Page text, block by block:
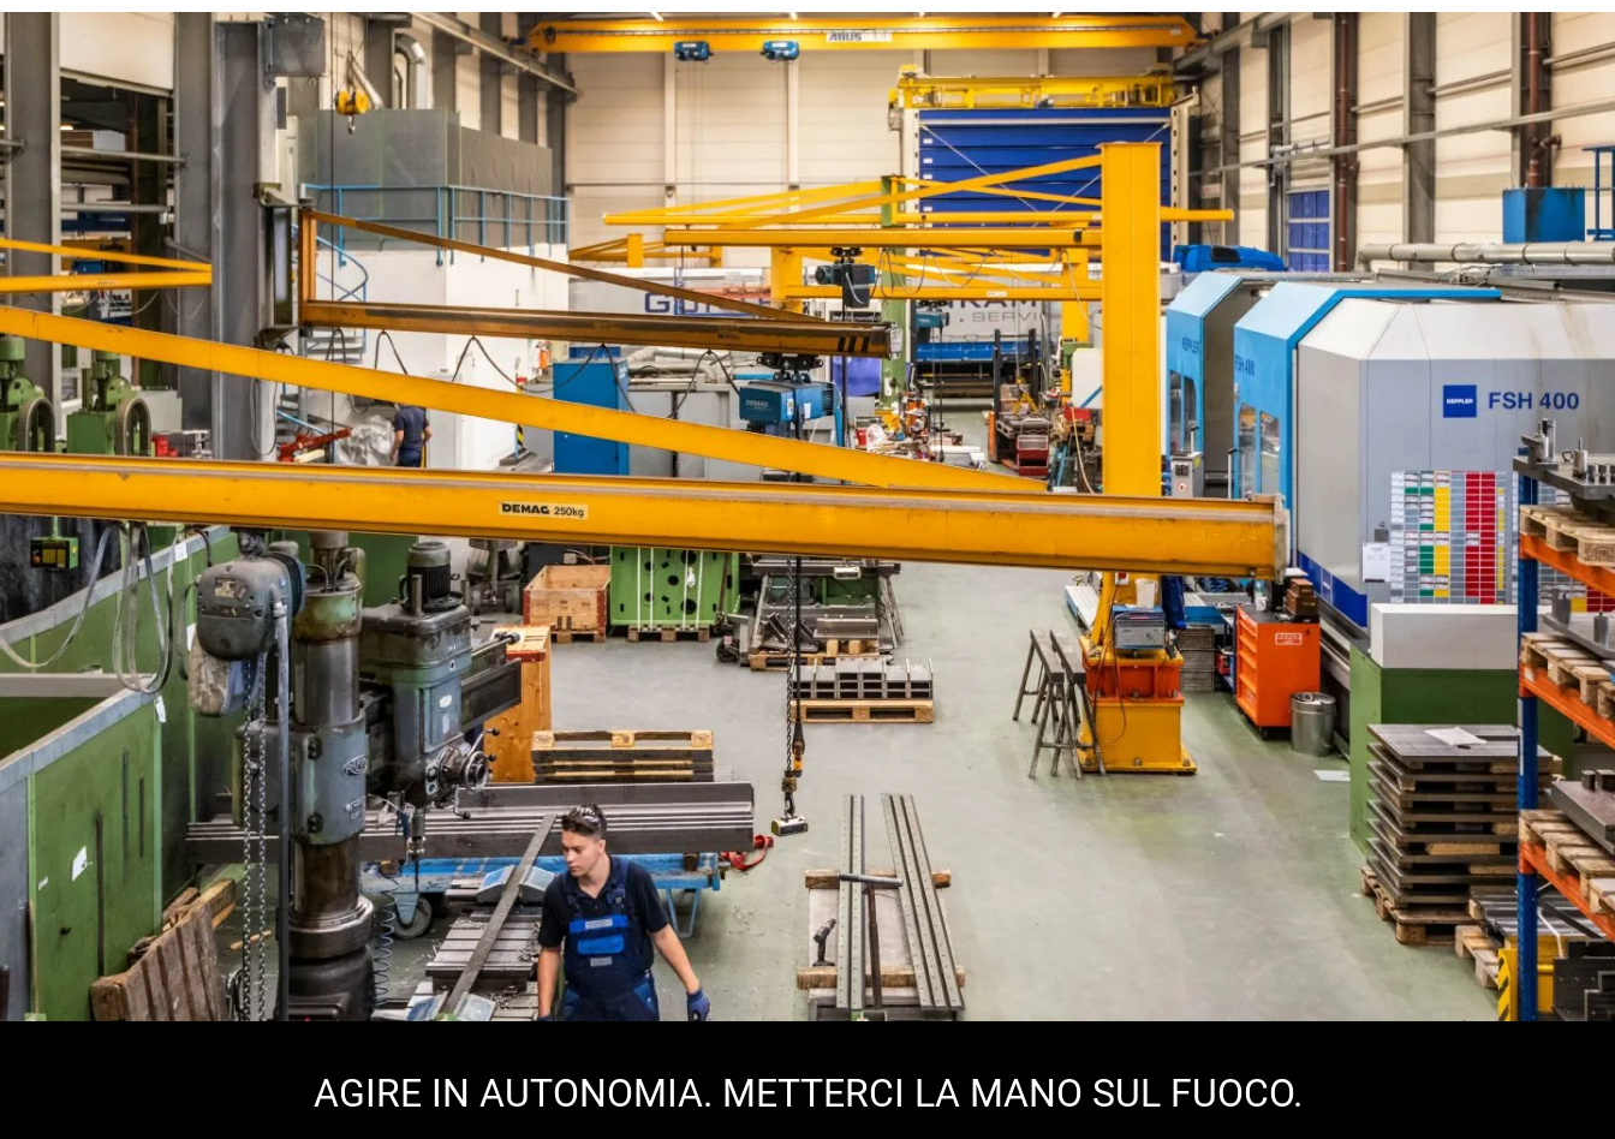
AGIRE IN AUTONOMIA. METTERCI LA MANO SUL FUOCO.